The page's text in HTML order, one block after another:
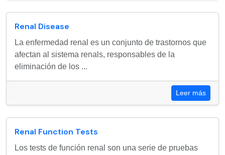
Renal Disease
La enfermedad renal es un conjunto de trastornos que
afectan al sistema renals, responsables de la
eliminación de los ...
Leer más
Renal Function Tests
Los tests de función renal son una serie de pruebas